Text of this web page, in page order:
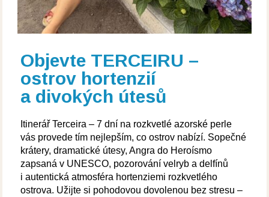
Objevte TERCEIRU –
ostrov hortenzií
a divokých útesů
Itinerář Terceira – 7 dní na rozkvetlé azorské perle
vás provede tím nejlepším, co ostrov nabízí. Sopečné
krátery, dramatické útesy, Angra do Heroísmo
zapsaná v UNESCO, pozorování velryb a delfínů
i autentická atmosféra hortenziemi rozkvetlého
ostrova. Užijte si pohodovou dovolenou bez stresu –